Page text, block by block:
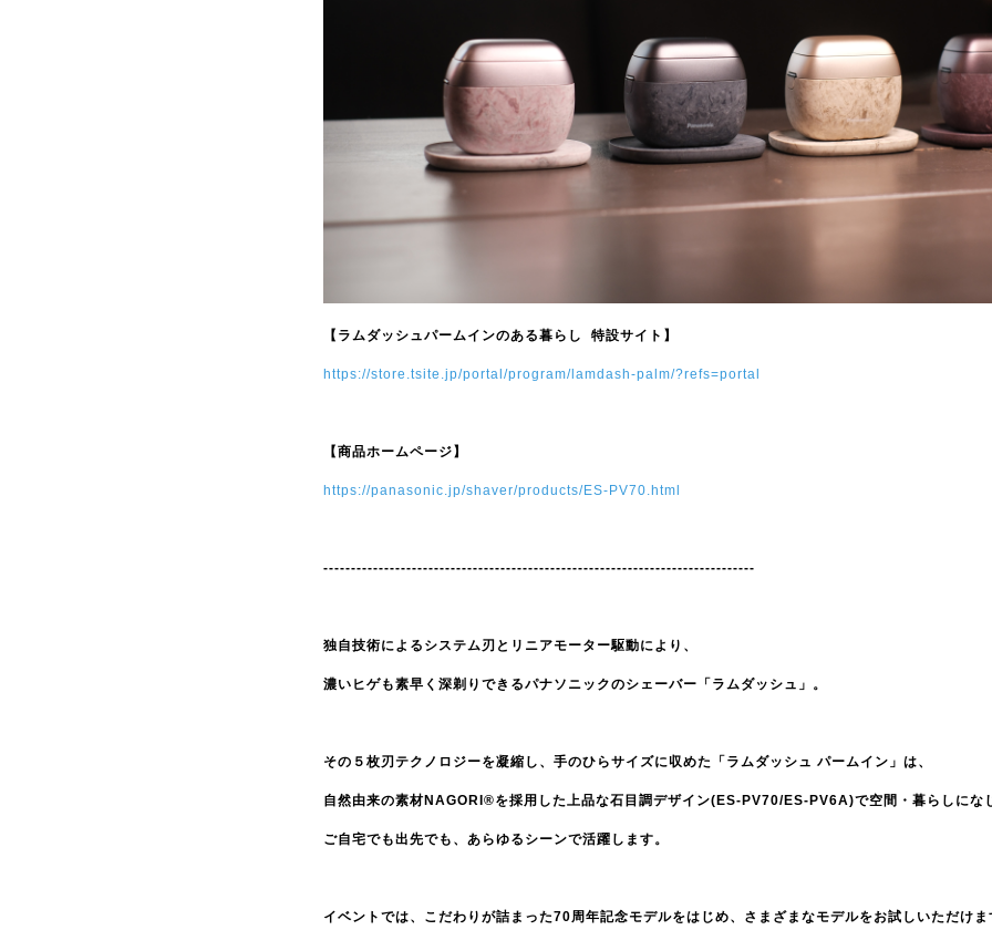
【ラムダッシュパームインのある暮らし 特設サイト】
https://store.tsite.jp/portal/program/lamdash-palm/?refs=portal
【商品ホームページ】
https://panasonic.jp/shaver/products/ES-PV70.html
------------------------------------------------------------------------------
独自技術によるシステム刃とリニアモーター駆動により、
濃いヒゲも素早く深剃りできるパナソニックのシェーバー「ラムダッシュ」。
その５枚刃テクノロジーを凝縮し、手のひらサイズに収めた「ラムダッシュ パームイン」は、
自然由来の素材NAGORI®を採用した上品な石目調デザイン(ES-PV70/ES-PV6A)で空間・暮らしにな
ご自宅でも出先でも、あらゆるシーンで活躍します。
イベントでは、こだわりが詰まった70周年記念モデルをはじめ、さまざまなモデルをお試しいただけま